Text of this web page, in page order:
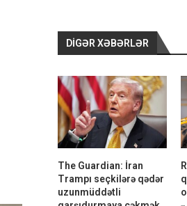
DIGƏR XƏBƏRLƏR
The Guardian: İran
Trampı seçkilərə qədər
uzunmüddətli